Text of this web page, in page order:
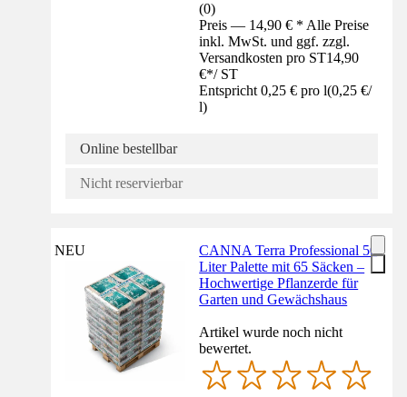
(0)
Preis — 14,90 € * Alle Preise
inkl. MwSt. und ggf. zzgl.
Versandkosten pro ST14,90
€*/ ST
Entspricht 0,25 € pro l(0,25 €/
l)
Online bestellbar
Nicht reservierbar
NEU
CANNA Terra Professional 50
Liter Palette mit 65 Säcken –
Hochwertige Pflanzerde für
Garten und Gewächshaus
Artikel wurde noch nicht
bewertet.